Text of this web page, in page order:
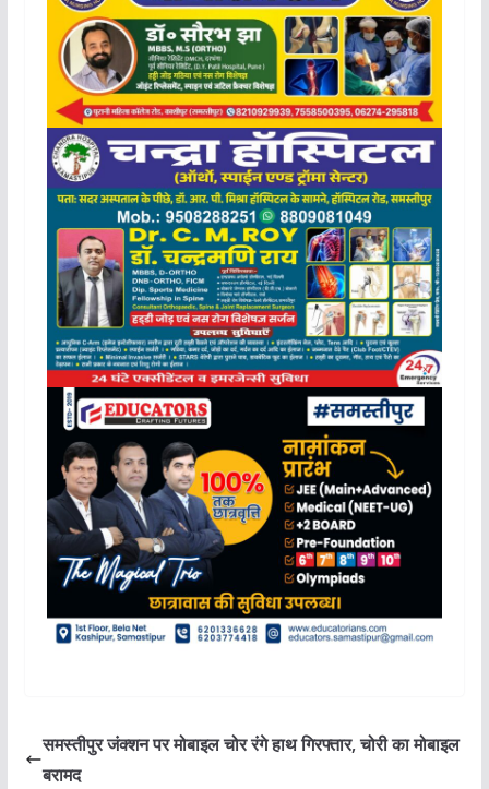
समस्तीपुर जंक्शन पर मोबाइल चोर रंगे हाथ गिरफ्तार, चोरी का मोबाइल
बरामद